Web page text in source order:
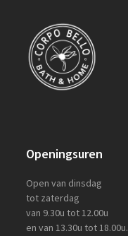
Openingsuren
Open van dinsdag
tot zaterdag
van 9.30u tot 12.00u
en van 13.30u tot 18.00u.